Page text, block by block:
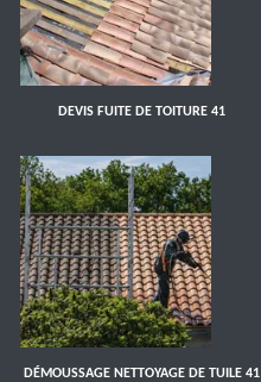
DEVIS FUITE DE TOITURE 41
DÉMOUSSAGE NETTOYAGE DE TUILE 41